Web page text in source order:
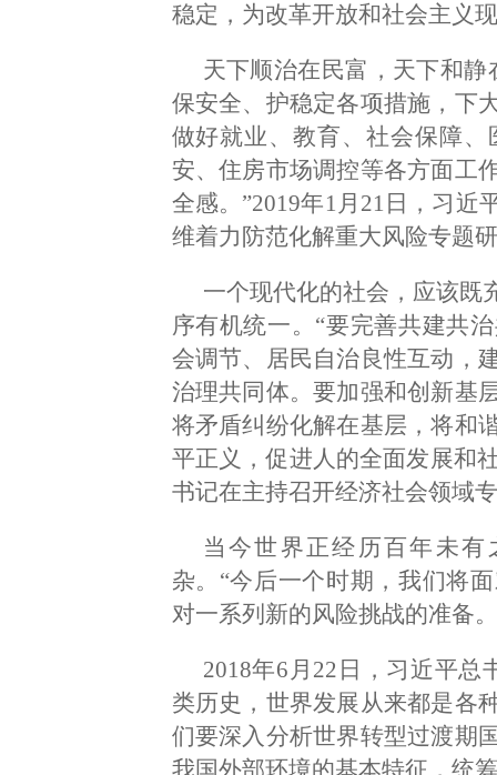
稳定，为改革开放和社会主义
天下顺治在民富，天下和
保安全、护稳定各项措施，下
做好就业、教育、社会保障
安、住房市场调控等各方面工
全感。”2019年1月21日，习近
维着力防范化解重大风险专题
一个现代化的社会，应该既
序有机统一。“要完善共建共
会调节、居民自治良性互动，
治理共同体。要加强和创新基
将矛盾纠纷化解在基层，将和
平正义，促进人的全面发展和
书记在主持召开经济社会领域
当今世界正经历百年未
杂。“今后一个时期，我们将
对一系列新的风险挑战的准备
2018年6月22日，习近平
类历史，世界发展从来都是各
们要深入分析世界转型过渡期
我国外部环境的基本特征，统